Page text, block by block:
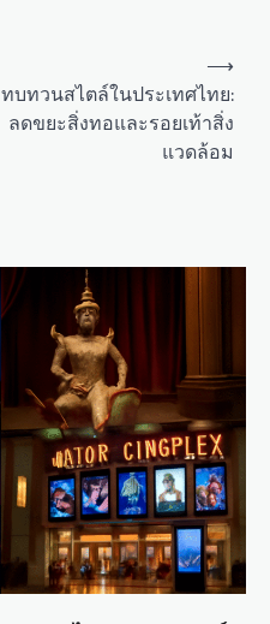
ทบทวนสไตล์ในประเทศไทย:
ลดขยะสิ่งทอและรอยเท้าสิ่ง
แวดล้อม
⟶